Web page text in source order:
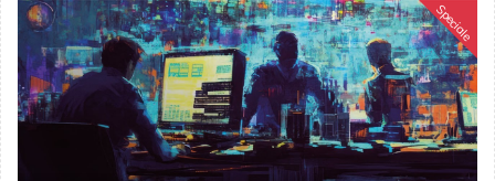
Speciale